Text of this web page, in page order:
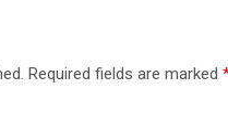
Required fields are marked